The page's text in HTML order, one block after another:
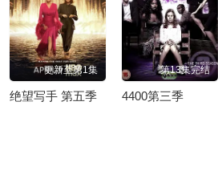
更新至第1集
绝望写手 第五季
第13集完结
4400第三季